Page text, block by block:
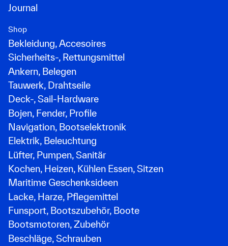
Journal
Shop
Bekleidung, Accesoires
Sicherheits-, Rettungsmittel
Ankern, Belegen
Tauwerk, Drahtseile
Deck-, Sail-Hardware
Bojen, Fender, Profile
Navigation, Bootselektronik
Elektrik, Beleuchtung
Lüfter, Pumpen, Sanitär
Kochen, Heizen, Kühlen Essen, Sitzen
Maritime Geschenksideen
Lacke, Harze, Pflegemittel
Funsport, Bootszubehör, Boote
Bootsmotoren, Zubehör
Beschläge, Schrauben